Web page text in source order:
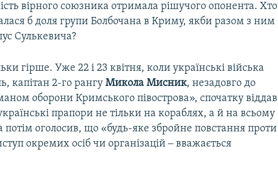
вірного союзника отримала рішучого опонента. Хто
б доля групи Болбочана в Криму, якби разом з ним
Сулькевича?
гірше. Уже 22 і 23 квітня, коли українські війська
капітан 2-го рангуМикола Мисник, незадовго до
оборони Кримського півострова», спочатку віддав
прапори не тільки на кораблях, а й на всьому
оголосив, що «будь-яке збройне повстання проти
окремих осіб чи організацій ‒ вважається